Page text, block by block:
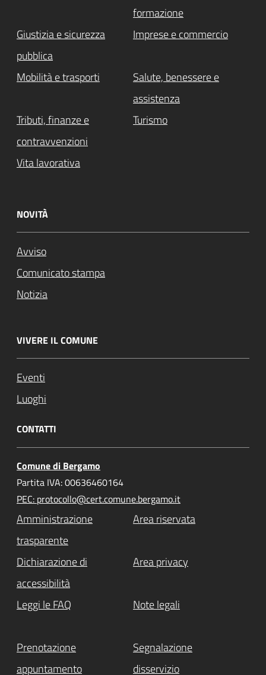
formazione
Giustizia e sicurezza
pubblica
Imprese e commercio
Mobilità e trasporti
Salute, benessere e
assistenza
Tributi, finanze e
contravvenzioni
Turismo
Vita lavorativa
NOVITÀ
Avviso
Comunicato stampa
Notizia
VIVERE IL COMUNE
Eventi
Luoghi
CONTATTI
Comune di Bergamo
Partita IVA: 00636460164
PEC: protocollo@cert.comune.bergamo.it
Amministrazione
trasparente
Area riservata
Dichiarazione di
accessibilità
Area privacy
Leggi le FAQ Note legali
Prenotazione
appuntamento
Segnalazione
disservizio